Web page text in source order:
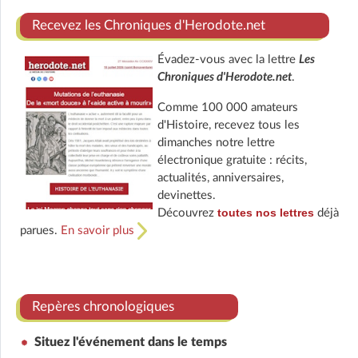
Recevez les Chroniques d'Herodote.net
Évadez-vous avec la lettre Les
Chroniques d'Herodote.net.
Comme 100 000 amateurs
d'Histoire, recevez tous les
dimanches notre lettre
électronique gratuite : récits,
actualités, anniversaires,
devinettes.
Découvrez toutes nos lettresdéjà
parues. En savoir plus
Repères chronologiques
Situez l'événement dans le temps